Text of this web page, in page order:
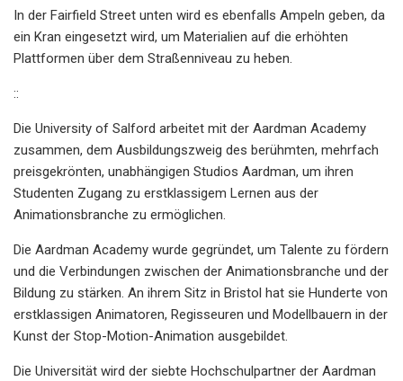
In der Fairfield Street unten wird es ebenfalls Ampeln geben, da
ein Kran eingesetzt wird, um Materialien auf die erhöhten
Plattformen über dem Straßenniveau zu heben.
::
Die University of Salford arbeitet mit der Aardman Academy
zusammen, dem Ausbildungszweig des berühmten, mehrfach
preisgekrönten, unabhängigen Studios Aardman, um ihren
Studenten Zugang zu erstklassigem Lernen aus der
Animationsbranche zu ermöglichen.
Die Aardman Academy wurde gegründet, um Talente zu fördern
und die Verbindungen zwischen der Animationsbranche und der
Bildung zu stärken. An ihrem Sitz in Bristol hat sie Hunderte von
erstklassigen Animatoren, Regisseuren und Modellbauern in der
Kunst der Stop-Motion-Animation ausgebildet.
Die Universität wird der siebte Hochschulpartner der Aardman